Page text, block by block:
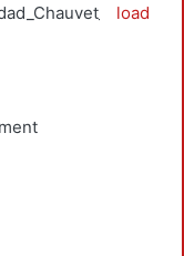
load